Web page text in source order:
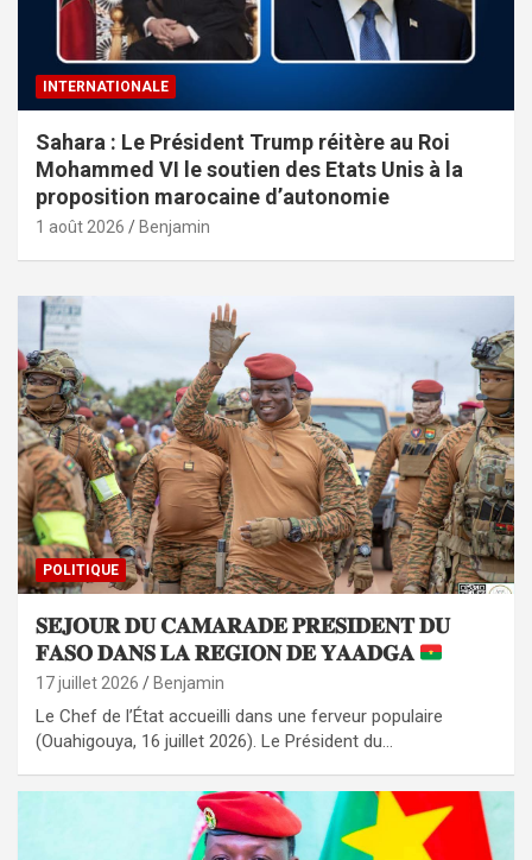
INTERNATIONALE
Sahara : Le Président Trump réitère au Roi
Mohammed VI le soutien des Etats Unis à la
proposition marocaine d’autonomie
1 août 2026 Benjamin
POLITIQUE
𝐒𝐄́𝐉𝐎𝐔𝐑 𝐃𝐔 𝐂𝐀𝐌𝐀𝐑𝐀𝐃𝐄 𝐏𝐑𝐄́𝐒𝐈𝐃𝐄𝐍𝐓 𝐃𝐔
𝐅𝐀𝐒𝐎 𝐃𝐀𝐍𝐒 𝐋𝐀 𝐑𝐄́𝐆𝐈𝐎𝐍 𝐃𝐄 𝐘𝐀𝐀𝐃𝐆𝐀
17 juillet 2026 Benjamin
Le Chef de l’État accueilli dans une ferveur populaire
(Ouahigouya, 16 juillet 2026). Le Président du…